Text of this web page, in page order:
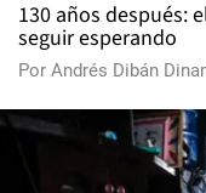
130 años después:
seguir esperando
Por Andrés Dibán